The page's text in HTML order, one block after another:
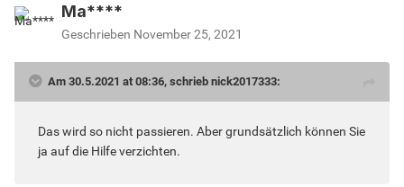
Ma****
Geschrieben November 25, 2021
Am 30.5.2021 at 08:36, schrieb nick2017333:
Das wird so nicht passieren. Aber grundsätzlich können Sie
ja auf die Hilfe verzichten.